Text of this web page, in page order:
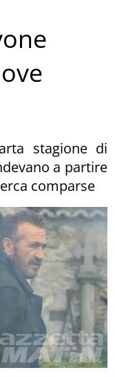
stagione di
a partire
comparse